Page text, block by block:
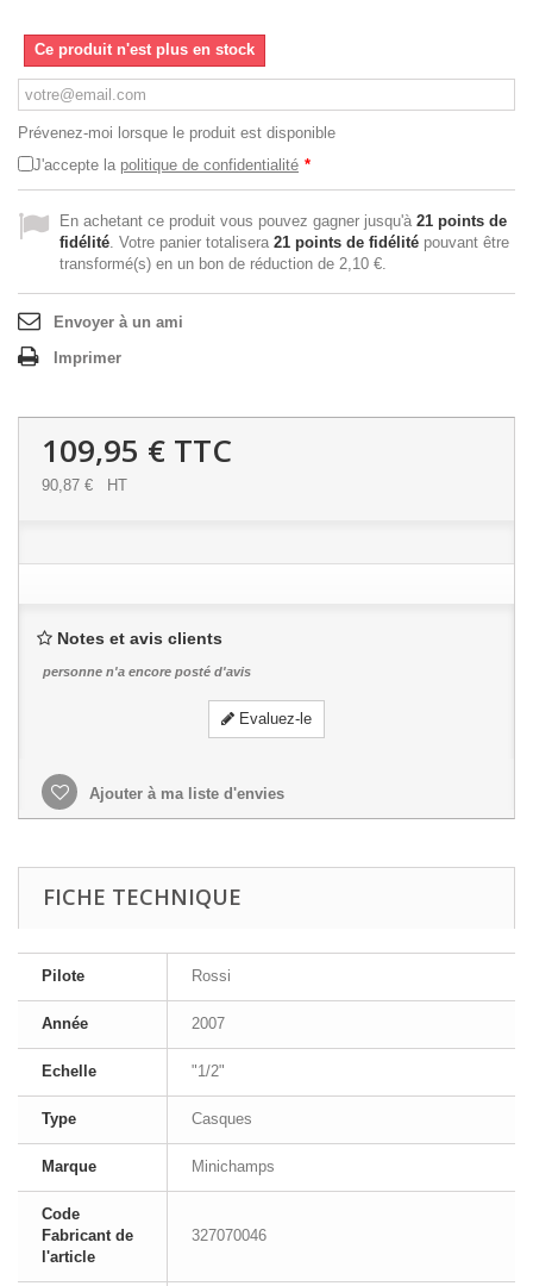
Ce produit n'est plus en stock
Prévenez-moi lorsque le produit est disponible
J'accepte la politique de confidentialité *
En achetant ce produit vous pouvez gagner jusqu'à 21 points de
fidélité. Votre panier totalisera 21 points de fidélité pouvant être
transformé(s) en un bon de réduction de 2,10 €.
Envoyer à un ami
Imprimer
109,95 € TTC
90,87 € HT
Notes et avis clients
personne n'a encore posté d'avis
Evaluez-le
Ajouter à ma liste d'envies
FICHE TECHNIQUE
Pilote Rossi
Année 2007
Echelle "1/2"
Type Casques
Marque Minichamps
Code
Fabricant de
l'article
327070046